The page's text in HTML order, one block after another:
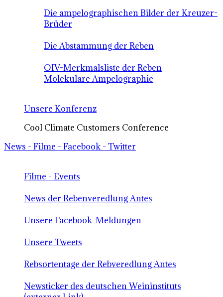
Die ampelographischen Bilder der Kreuzer-
Brüder
Die Abstammung der Reben
OIV-Merkmalsliste der Reben
Molekulare Ampelographie
Unsere Konferenz
Cool Climate Customers Conference
News - Filme - Facebook - Twitter
Filme - Events
News der Rebenveredlung Antes
Unsere Facebook-Meldungen
Unsere Tweets
Rebsortentage der Rebveredlung Antes
Newsticker des deutschen Weininstituts